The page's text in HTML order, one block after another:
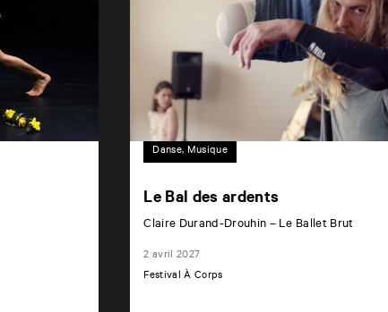
Danse, Musique
Le Bal des ardents
Claire Durand-Drouhin – Le Ballet Brut
2 avril 2027
Festival À Corps